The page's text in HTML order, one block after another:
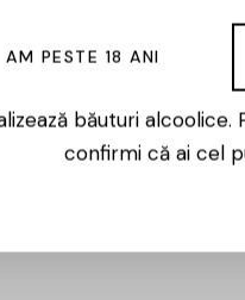
AM PESTE 18 ANI
băuturi
confirmi că ai cel